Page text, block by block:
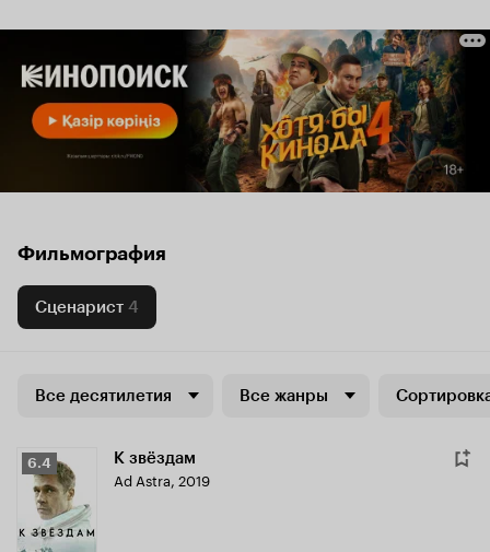
Фильмография
Сценарист 4
Все десятилетия Все жанры
Рейтинг
Кинопоиска
6.4
6.4 К звёздам
Ad Astra, 2019